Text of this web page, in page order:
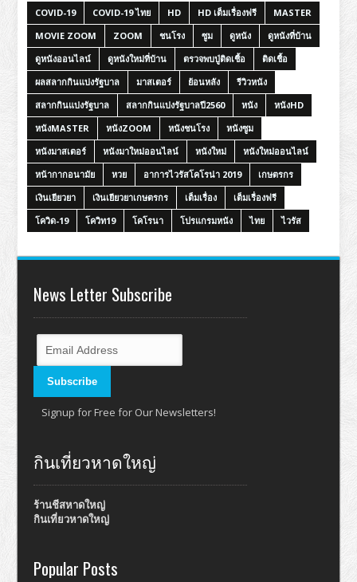
COVID-19 COVID-19 ไทย HD HD เต็มเรื่องฟรี
MASTER
MOVIE ZOOM
ZOOM ชนโรง ซูม ดูหนัง
ดูหนังที่บ้าน
ดูหนังออนไลน์
ดูหนังใหม่ที่บ้าน ตรวจพบปู่ติดเชื้อ
ติดเชื้อ
ผลสลากกินแบ่งรัฐบาล
มาสเตอร์ ย้อนหลัง
รีวิวหนัง
สลากกินแบ่งรัฐบาล
สลากกินแบ่งรัฐบาลปี2560 หนัง
หนังHD
หนังMASTER
หนังZOOM หนังชนโรง
หนังซูม
หนังมาสเตอร์
หนังมาใหม่ออนไลน์ หนังใหม่
หนังใหม่ออนไลน์
หน้ากากอนามัย
หวย อาการไวรัสโคโรน่า 2019
เกษตรกร
เงินเยียวยา
เงินเยียวยาเกษตรกร เต็มเรื่อง
เต็มเรื่องฟรี
โควิด-19
โควิท19 โคโรนา โปรแกรมหนัง ไทย ไวรัส
News Letter Subscribe
Signup for Free for Our Newsletters!
กินเที่ยวหาดใหญ่
ร้านชีสหาดใหญ่
กินเที่ยวหาดใหญ่
Popular Posts